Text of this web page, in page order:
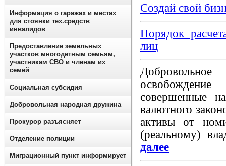
Создай свой
Порядок
лиц
совершенные
валютного
активы от
(реальному)
далее
Информация о гаражах и местах
для стоянки тех.средств
инвалидов
Предоставление земельных
участков многодетным семьям,
участникам СВО и членам их
семей
Социальная субсидия
Добровольная народная дружина
Прокурор разъясняет
Отделение полиции
Миграционный пункт информирует